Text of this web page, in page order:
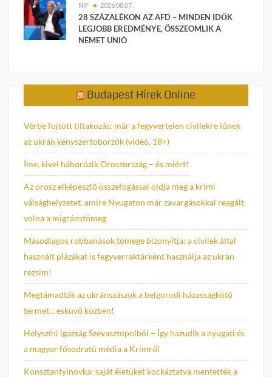
NIF 2026.08.07.
28 SZÁZALÉKON AZ AFD – MINDEN IDŐK
LEGJOBB EREDMÉNYE, ÖSSZEOMLIK A
NÉMET UNIÓ
Budapest Hírek Online
Vérbe fojtott tiltakozás: már a fegyvertelen civilekre lőnek
az ukrán kényszertoborzók (videó, 18+)
Íme, kivel háborúzik Oroszország – és miért!
Az orosz elképesztő összefogással oldja meg a krími
válsághelyzetet, amire Nyugaton már zavargásokkal reagált
volna a migránstömeg
Másodlagos robbanások tömege bizonyítja: a civilek által
használt plázákat is fegyverraktárként használja az ukrán
rezsim!
Megtámadták az ukránszászok a belgorodi házasságkötő
termet... esküvő közben!
Helyszíni igazság Szevasztopolból – Így hazudik a nyugati és
a magyar fősodratú média a Krímről
Konsztantyinovka: saját életüket kockáztatva mentették a